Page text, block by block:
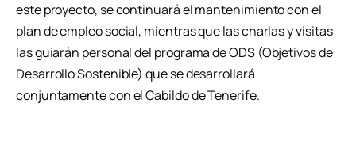
este proyecto, se continuará el mantenimiento con el
plan de empleo social, mientras que las charlas y visitas
las guiarán personal del programa de ODS (Objetivos de
Desarrollo Sostenible) que se desarrollará
conjuntamente con el Cabildo de Tenerife.